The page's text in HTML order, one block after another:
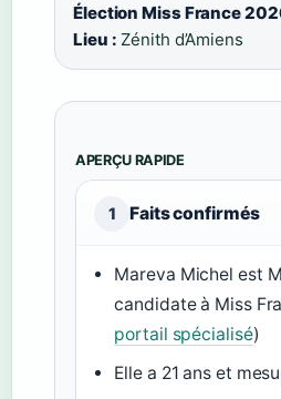
Élection Miss France
Lieu : Zénith d’Amiens
APERÇU RAPIDE
1 Faits confirmés
Mareva Michel est
candidate à Miss
portail spécialisé)
Elle a 21 ans et